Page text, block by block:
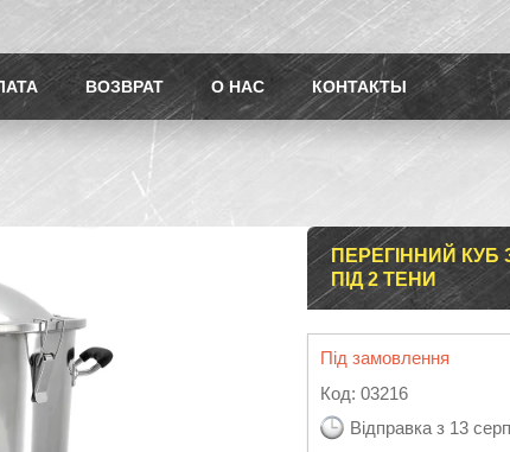
ВОЗВРАТ О НАС КОНТАКТЫ
ПЕРЕГІННИЙ
ПІД 2 ТЕНИ
Під замовлення
Код: 03216
Відправка з 13